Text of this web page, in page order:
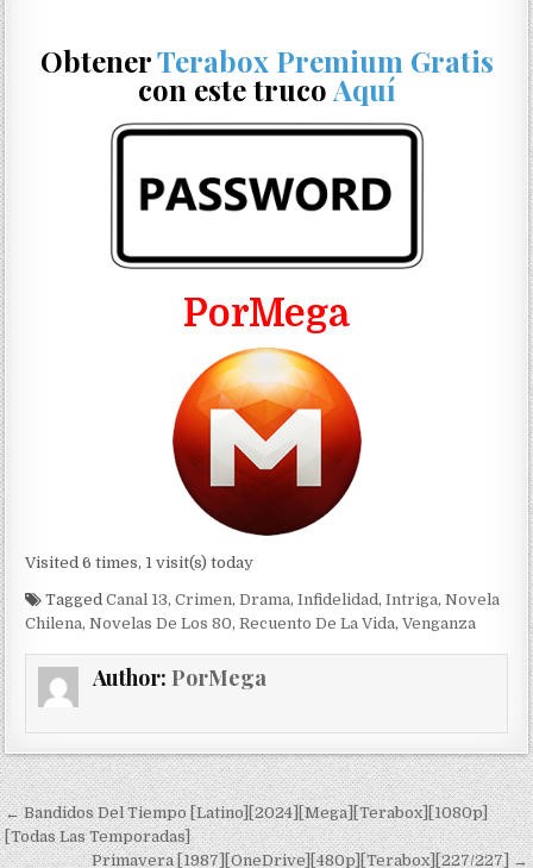
ObtenerTerabox Premium Gratis
con este truco Aquí
PorMega
Visited 6 times, 1 visit(s) today
TaggedCanal 13,Crimen,Drama,Infidelidad ,Intriga,Novela
Chilena,Novelas De Los 80,Recuento De La Vida,Venganza
Author: PorMega
Navegación de entradas
← Bandidos Del Tiempo [Latino][2024][Mega][Terabox][1080p]
[Todas Las Temporadas]
Primavera [1987][OneDrive][480p][Terabox][227/227] →